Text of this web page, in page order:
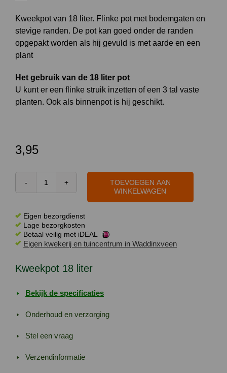
Kweekpot 18 liter
Kweekpot van 18 liter. Flinke pot met bodemgaten en
stevige randen. De pot kan goed onder de randen
opgepakt worden als hij gevuld is met aarde en een
plant
Het gebruik van de 18 liter pot
U kunt er een flinke struik inzetten of een 3 tal vaste
planten. Ook als binnenpot is hij geschikt.
3,95
Kweekpot
aantal
TOEVOEGEN AAN
WINKELWAGEN
Eigen bezorgdienst
Lage bezorgkosten
Betaal veilig met iDEAL
Eigen kwekerij en tuincentrum in Waddinxveen
Bekijk de specificaties
Onderhoud en verzorging
Stel een vraag
Verzendinformatie